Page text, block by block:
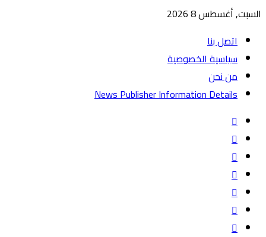
السبت, أغسطس 8 2026
اتصل بنا
سياسية الخصوصية
من نحن
News Publisher Information Details
واتساب
TikTok
تيلقرام
‏Google
Play
يوتيوب
تويتر
فيسبوك